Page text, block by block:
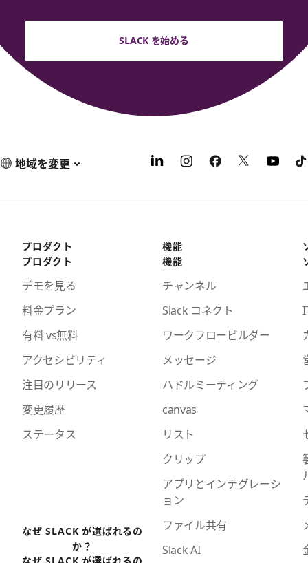
SLACK を始める
地域を変更
プロダクト
プロダクト
デモを見る
料金プラン
有料 vs無料
アクセシビリティ
注目のリリース
変更履歴
ステータス
なぜ SLACK が選ばれるの
か？
機能
機能
チャンネル
Slack コネクト
ワークフロービルダー
メッセージ
ハドルミーティング
canvas
リスト
クリップ
アプリとインテグレーシ
ョン
ファイル共有
Slack AI